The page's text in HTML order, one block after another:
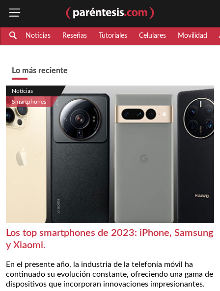
Noticias Reseñas Tutoriales Celulares Movilidad
Lo más reciente
Noticias
Smartphones
Los top smartphones de 2023: iPhone, Samsung
y Xiaomi.
En el presente año, la industria de la telefonía móvil ha
continuado su evolución constante, ofreciendo una gama de
dispositivos que incorporan innovaciones impresionantes.